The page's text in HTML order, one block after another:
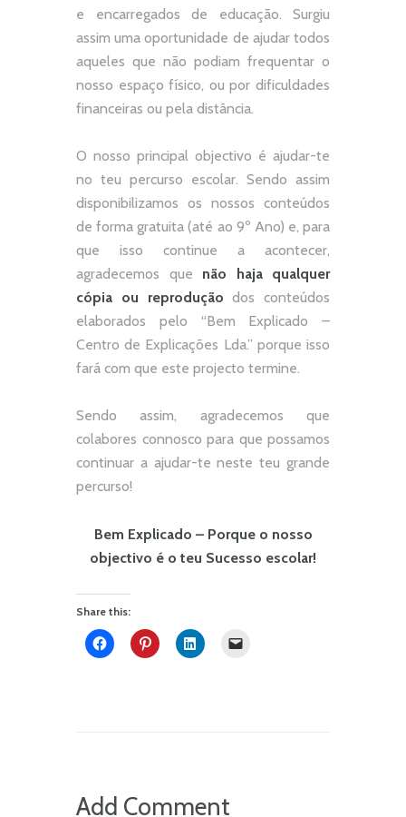
e encarregados de educação. Surgiu
assim uma oportunidade de ajudar todos
aqueles que não podiam frequentar o
nosso espaço físico, ou por dificuldades
financeiras ou pela distância.
O nosso principal objectivo é ajudar-te
no teu percurso escolar. Sendo assim
disponibilizamos os nossos conteúdos
de forma gratuita (até ao 9º Ano) e, para
que isso continue a acontecer,
agradecemos que não
haja qualquer
cópia ou reprodução dos conteúdos
elaborados pelo “Bem Explicado –
Centro de Explicações Lda.” porque isso
fará com que este projecto termine.
Sendo assim, agradecemos que
colabores connosco para que possamos
continuar a ajudar-te neste teu grande
percurso!
Bem Explicado – Porque o nosso
objectivo é o teu Sucesso escolar!
Share this:
Add Comment